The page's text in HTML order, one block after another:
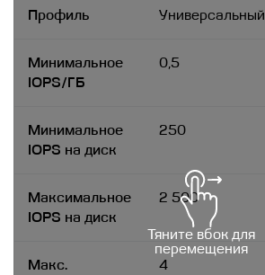
Профиль Универсальный
Минимальное
IOPS/ГБ
0,5
Минимальное
IOPS на диск
250
Максимальное
IOPS на диск
2 500
Макс.
4
Тяните вбок для
перемещения